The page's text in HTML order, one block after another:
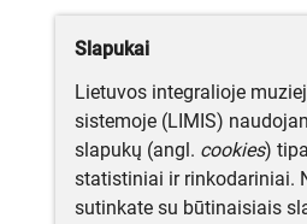
Slapukai
Lietuvos integralioje
sistemoje (LIMIS)
slapukų (angl. cookies)
statistiniai ir rinkodariniai.
sutinkate su būtinaisiais